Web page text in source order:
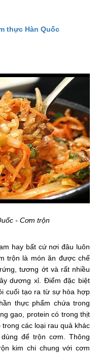
thực Hàn Quốc
- Cơm trộn
hay bất cứ nơi đâu luôn
trộn là món ăn được chế
tương ớt và rất nhiều
dương xỉ. Điểm đặc biệt
cuối tạo ra từ sự hòa hợp
thực phẩm chứa trong
gạo, protein có trong thịt
các loại rau quả khác
để trộn cơm. Thông
kim chi chung với cơm